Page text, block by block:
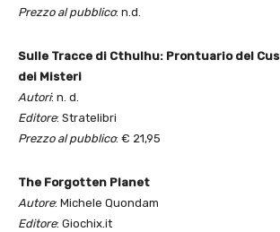
Prezzo al pubblico: n.d.
Sulle Tracce di Cthulhu: Prontuario del
dei Misteri
Autori: n. d.
Editore: Stratelibri
Prezzo al pubblico: € 21,95
The Forgotten Planet
Autore: Michele Quondam
Editore: Giochix.it